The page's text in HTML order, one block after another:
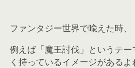
ファンタジー世界で喩えた時、
例えば「魔王討伐」というテー
く持っているイメージがあるよ